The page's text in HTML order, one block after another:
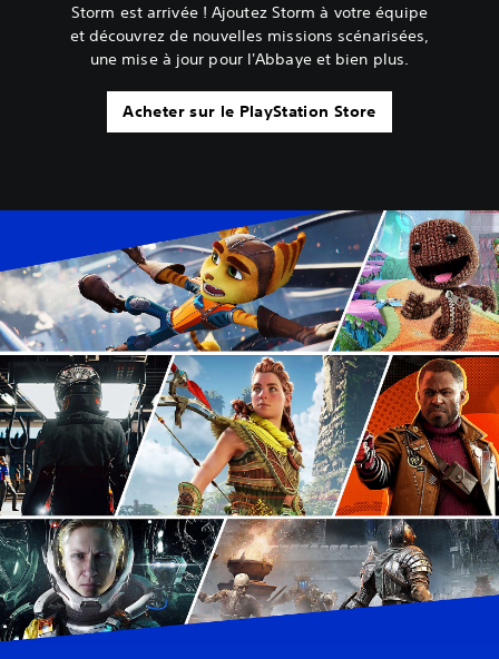
Storm est arrivée ! Ajoutez Storm à votre équipe
et découvrez de nouvelles missions scénarisées,
une mise à jour pour l'Abbaye et bien plus.
Acheter sur le PlayStation Store